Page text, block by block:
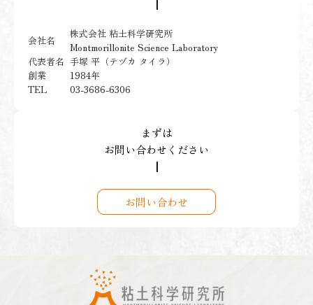
┃
会社名
株式会社 粘土科学研究所
Montmorillonite Science Laboratory
代表者名 手塚 平（テヅカ タイラ）
創業
1984年
TEL
03-3686-6306
まずは
お問い合わせください
┃
お問い合わせ